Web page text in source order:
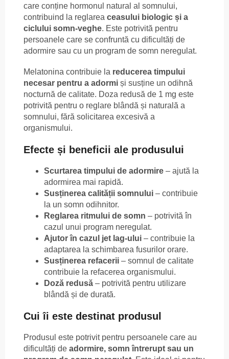
care conține hormonul natural al somnului,
contribuind la reglarea ceasului biologic și a
ciclului somn-veghe. Este potrivită pentru
persoanele care se confruntă cu dificultăți de
adormire sau cu un program de somn neregulat.
Melatonina contribuie la reducerea timpului
necesar pentru a adormi și susține un odihnă
nocturnă de calitate. Doza redusă de 1 mg este
potrivită pentru o reglare blândă și naturală a
somnului, fără solicitarea excesivă a
organismului.
Efecte și beneficii ale produsului
Scurtarea timpului de adormire – ajută la
adormirea mai rapidă.
Susținerea calității somnului – contribuie
la un somn odihnitor.
Reglarea ritmului de somn – potrivită în
cazul unui program neregulat.
Ajutor în cazul jet lag-ului – contribuie la
adaptarea la schimbarea fusurilor orare.
Susținerea refacerii – somnul de calitate
contribuie la refacerea organismului.
Doză redusă – potrivită pentru utilizare
blândă și de durată.
Cui îi este destinat produsul
Produsul este potrivit pentru persoanele care au
dificultăți de adormire, somn întrerupt sau un